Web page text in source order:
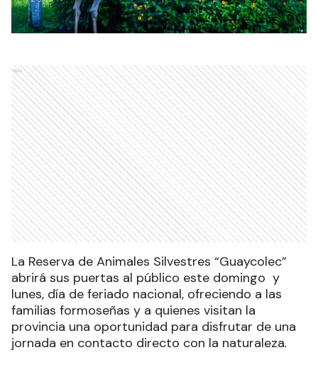
Ads
La Reserva de Animales Silvestres “Guaycolec”
abrirá sus puertas al público este domingo y
lunes, día de feriado nacional, ofreciendo a las
familias formoseñas y a quienes visitan la
provincia una oportunidad para disfrutar de una
jornada en contacto directo con la naturaleza.